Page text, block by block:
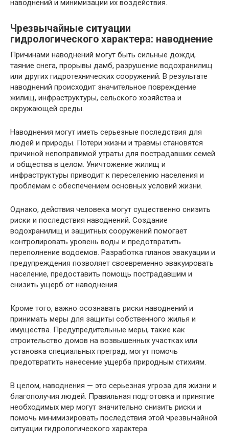
наводнений и минимизации их воздействия.
Чрезвычайные ситуации
гидрологического характера: наводнение
Причинами наводнений могут быть сильные дожди,
таяние снега, прорывы дамб, разрушение водохранилищ
или других гидротехнических сооружений. В результате
наводнений происходит значительное повреждение
жилищ, инфраструктуры, сельского хозяйства и
окружающей среды.
Наводнения могут иметь серьезные последствия для
людей и природы. Потери жизни и травмы становятся
причиной непоправимой утраты для пострадавших семей
и общества в целом. Уничтожение жилищ и
инфраструктуры приводит к переселению населения и
проблемам с обеспечением основных условий жизни.
Однако, действия человека могут существенно снизить
риски и последствия наводнений. Создание
водохранилищ и защитных сооружений помогает
контролировать уровень воды и предотвратить
переполнение водоемов. Разработка планов эвакуации и
предупреждения позволяет своевременно эвакуировать
население, предоставить помощь пострадавшим и
снизить ущерб от наводнения.
Кроме того, важно осознавать риски наводнений и
принимать меры для защиты собственного жилья и
имущества. Предупредительные меры, такие как
строительство домов на возвышенных участках или
установка специальных преград, могут помочь
предотвратить нанесение ущерба природным стихиям.
В целом, наводнения — это серьезная угроза для жизни и
благополучия людей. Правильная подготовка и принятие
необходимых мер могут значительно снизить риски и
помочь минимизировать последствия этой чрезвычайной
ситуации гидрологического характера.